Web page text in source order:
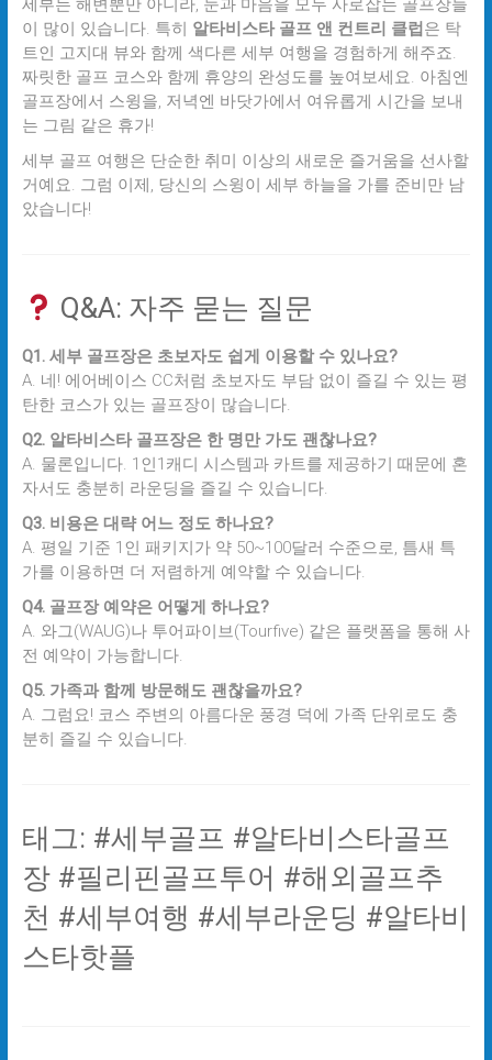
세부는 해변뿐만 아니라, 눈과 마음을 모두 사로잡는 골프장들
이 많이 있습니다. 특히 알타비스타 골프 앤 컨트리 클럽 은 탁
트인 고지대 뷰와 함께 색다른 세부 여행을 경험하게 해주죠.
짜릿한 골프 코스와 함께 휴양의 완성도를 높여보세요. 아침엔
골프장에서 스윙을, 저녁엔 바닷가에서 여유롭게 시간을 보내
는 그림 같은 휴가!
세부 골프 여행은 단순한 취미 이상의 새로운 즐거움을 선사할
거예요. 그럼 이제, 당신의 스윙이 세부 하늘을 가를 준비만 남
았습니다!
Q&A: 자주 묻는 질문
Q1. 세부 골프장은 초보자도 쉽게 이용할 수 있나요?
A. 네! 에어베이스 CC처럼 초보자도 부담 없이 즐길 수 있는 평
탄한 코스가 있는 골프장이 많습니다.
Q2. 알타비스타 골프장은 한 명만 가도 괜찮나요?
A. 물론입니다. 1인1캐디 시스템과 카트를 제공하기 때문에 혼
자서도 충분히 라운딩을 즐길 수 있습니다.
Q3. 비용은 대략 어느 정도 하나요?
A. 평일 기준 1인 패키지가 약 50~100달러 수준으로, 틈새 특
가를 이용하면 더 저렴하게 예약할 수 있습니다.
Q4. 골프장 예약은 어떻게 하나요?
A. 와그(WAUG)나 투어파이브(Tourfive) 같은 플랫폼을 통해 사
전 예약이 가능합니다.
Q5. 가족과 함께 방문해도 괜찮을까요?
A. 그럼요! 코스 주변의 아름다운 풍경 덕에 가족 단위로도 충
분히 즐길 수 있습니다.
태그: #세부골프 #알타비스타골프
장 #필리핀골프투어 #해외골프추
천 #세부여행 #세부라운딩 #알타비
스타핫플